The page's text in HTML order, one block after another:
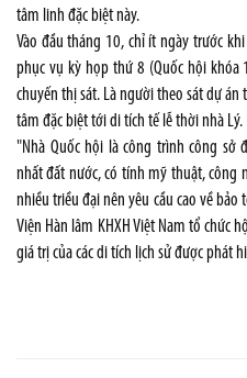
tâm linh đặc biệt này.
Vào đầu tháng 10, chỉ ít ngày trước
phục vụ kỳ họp thứ 8 (Quốc hội khóa
chuyến thị sát. Là người theo sát dự
tâm đặc biệt tới di tích tế lễ thời nhà Lý.
"Nhà Quốc hội là công trình công
nhất đất nước, có tính mỹ thuật, công
nhiều triều đại nên yêu cầu cao về bảo
Viện Hàn lâm KHXH Việt Nam tổ chức
giá trị của các di tích lịch sử được phát